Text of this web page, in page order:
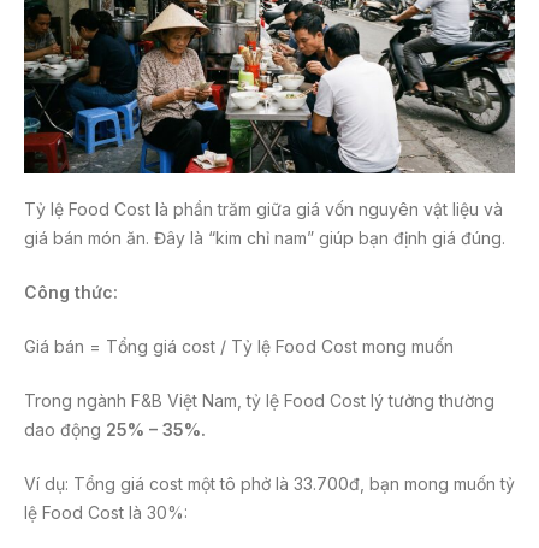
Tỷ lệ Food Cost là phần trăm giữa giá vốn nguyên vật liệu và
giá bán món ăn. Đây là “kim chỉ nam” giúp bạn định giá đúng.
Công thức:
Giá bán = Tổng giá cost / Tỷ lệ Food Cost mong muốn
Trong ngành F&B Việt Nam, tỷ lệ Food Cost lý tưởng thường
dao động 25% – 35%.
Ví dụ: Tổng giá cost một tô phở là 33.700đ, bạn mong muốn tỷ
lệ Food Cost là 30%: